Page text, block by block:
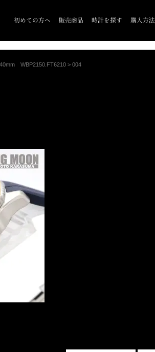
初めての方へ 販売商品 時計を探す 購入方法
WBP2150.FT6210 > 004